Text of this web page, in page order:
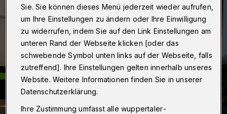
Sie. Sie können dieses Menü jederzeit wieder aufrufen,
um Ihre Einstellungen zu ändern oder Ihre Einwilligung
zu widerrufen, indem Sie auf den Link Einstellungen am
unteren Rand der Webseite klicken [oder das
schwebende Symbol unten links auf der Webseite, falls
zutreffend]. Ihre Einstellungen gelten innerhalb unseres
Website. Weitere Informationen finden Sie in unserer
Datenschutzerklärung.
Ihre Zustimmung umfasst alle wuppertaler-